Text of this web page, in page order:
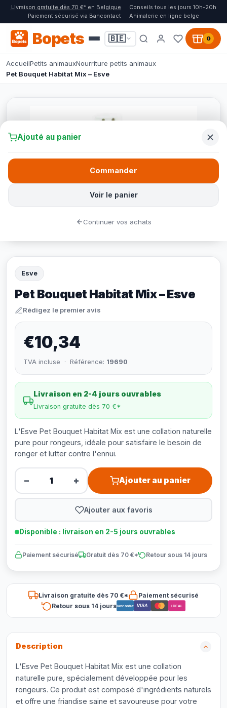
Livraison gratuite dès 70 €* en Belgique
Conseils tous les jours 10h-20h
Paiement sécurisé via Bancontact
Animalerie en ligne belge
Bopets 🇧🇪 0
AccueilPetits animauxNourriture petits animaux
Pet Bouquet Habitat Mix – Esve
Esve
Pet Bouquet Habitat Mix – Esve
Rédigez le premier avis
€10,34
TVA incluse · Référence: 19690
Livraison en 2-4 jours ouvrables
Livraison gratuite dès 70 €*
L'Esve Pet Bouquet Habitat Mix est une collation naturelle
pure pour rongeurs, idéale pour satisfaire le besoin de
ronger et lutter contre l'ennui.
− + Ajouter au panier
Ajouter aux favoris
Disponible : livraison en 2-5 jours ouvrables
Paiement sécurisé Gratuit dès 70 €* Retour sous 14 jours
Livraison gratuite dès 70 €*
Paiement sécurisé
Retour sous 14 joursBancontact VISA iDEAL
Description
L'Esve Pet Bouquet Habitat Mix est une collation
naturelle pure, spécialement développée pour les
rongeurs. Ce produit est composé d'ingrédients naturels
et offre une friandise saine et savoureuse pour votre
Ajouté au panier
Voir le panier
Commander
Continuer vos achats